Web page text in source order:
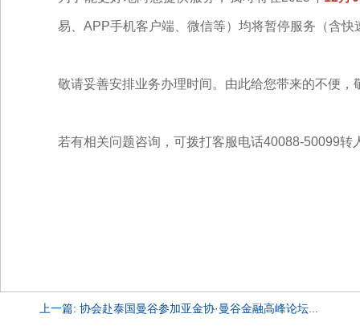
易、APP手机客户端、微信等）均将暂停服务（含快
敬请妥善安排业务办理时间。由此给您带来的不便，
若有相关问题咨询，可拨打客服电话40088-50099转
上一篇: 协会赴泰国曼谷参加亚金协·曼谷金融高峰论坛...